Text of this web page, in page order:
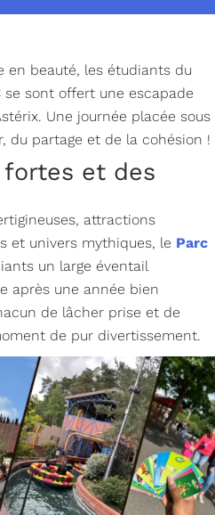
en beauté, les étudiants du
se sont offert une escapade
Une journée placée sous
du partage et de la cohésion !
fortes et des
attractions
et univers mythiques, le Parc
un large éventail
après une année bien
de lâcher prise et de
de pur divertissement.